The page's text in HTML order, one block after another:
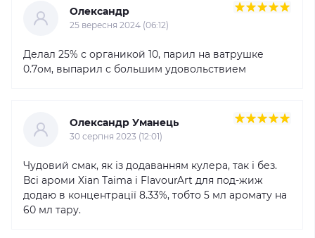
Олександр
25 вересня 2024 (06:12)
Делал 25% с органикой 10, парил на ватрушке
0.7ом, выпарил с большим удовольствием
Олександр Уманець
30 серпня 2023 (12:01)
Чудовий смак, як із додаванням кулера, так і без.
Всі ароми Xian Taima i FlavourArt для под-жиж
додаю в концентрації 8.33%, тобто 5 мл аромату на
60 мл тару.